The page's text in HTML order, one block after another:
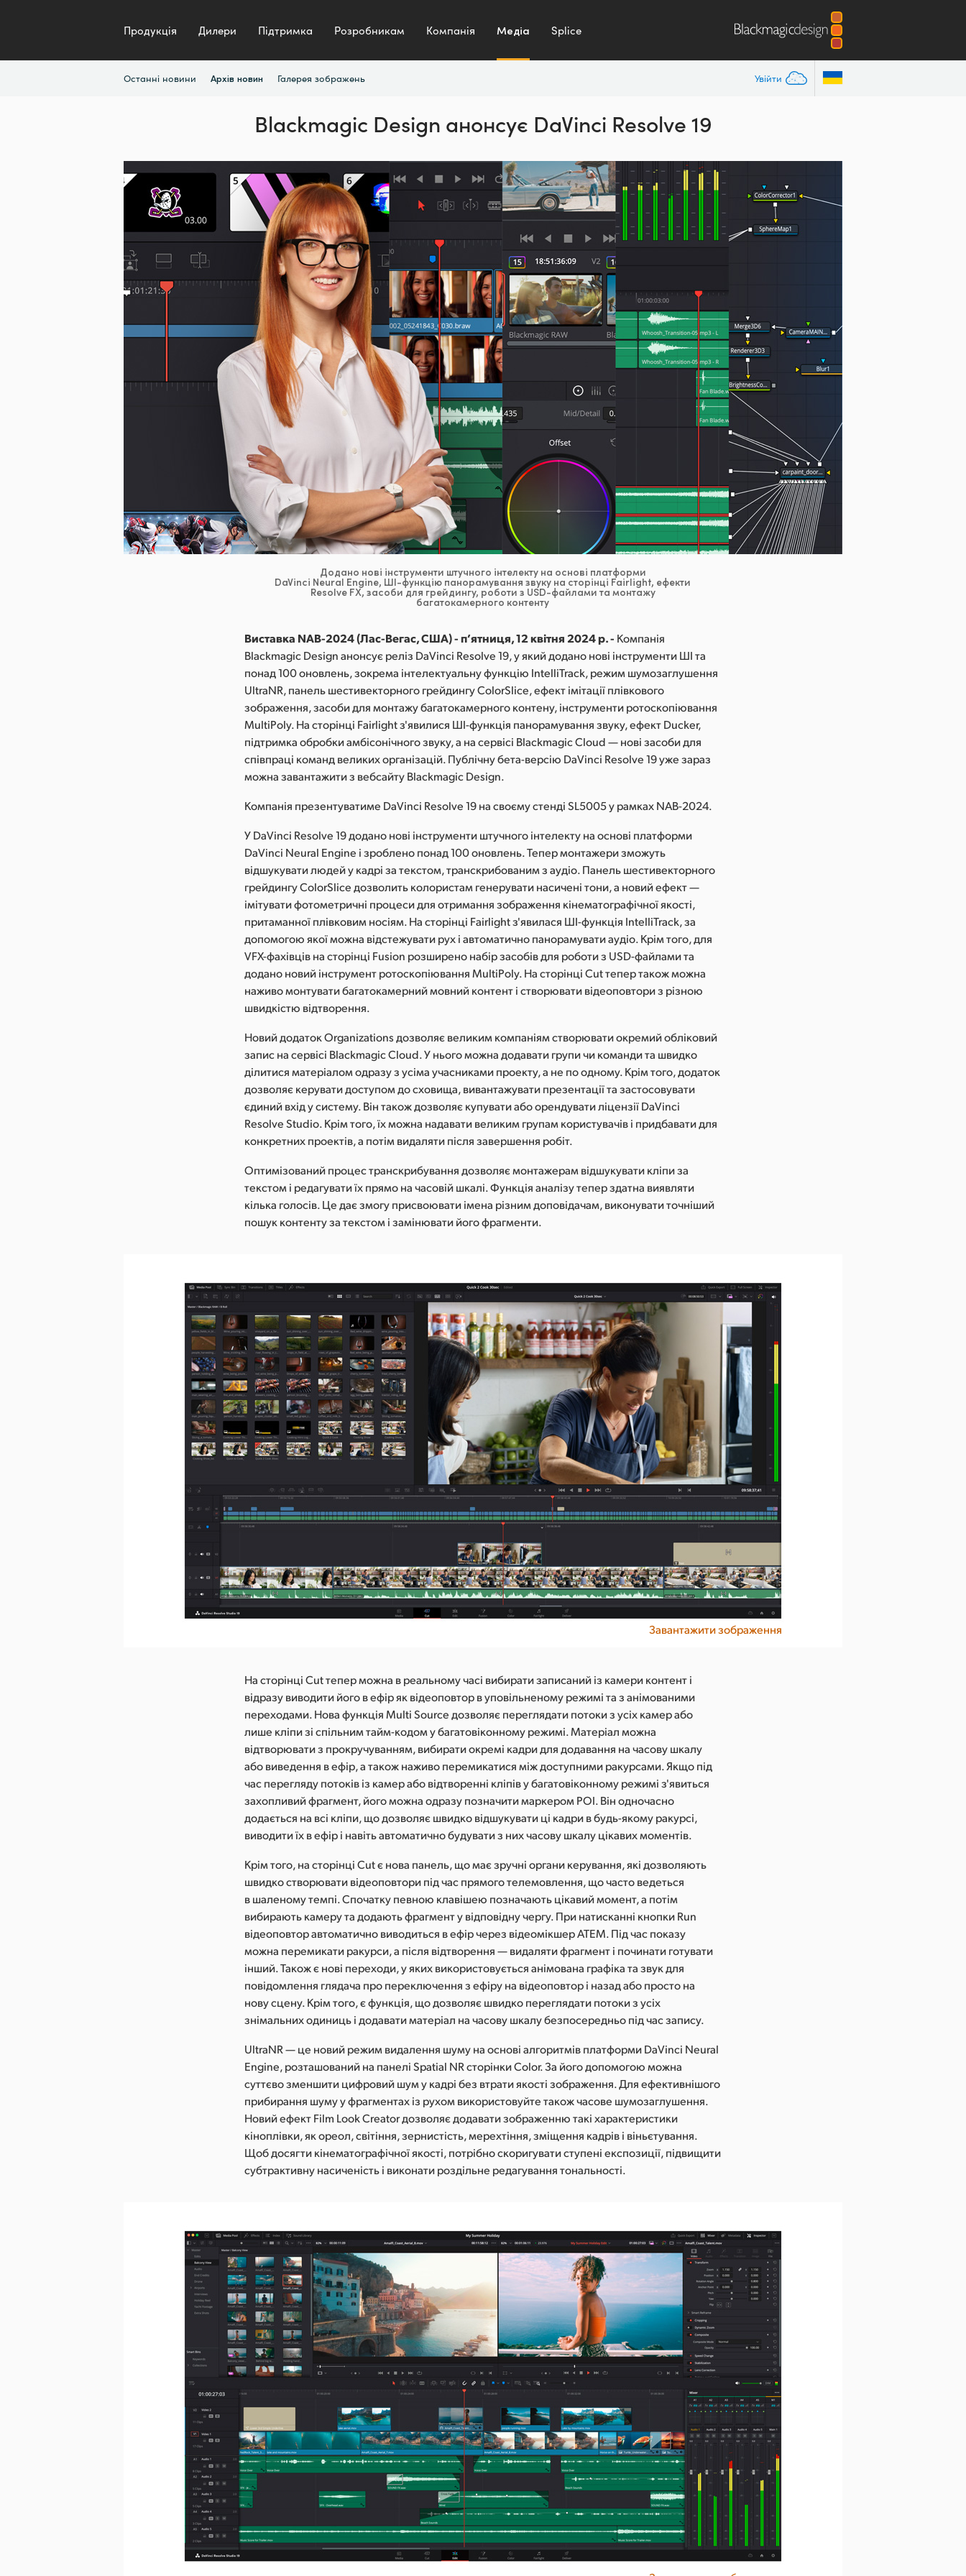
Продукція Дилери Підтримка Розробникам Компанія Медіа Splice
Увійти
Останні новини Архів новин Галерея зображень
Blackmagic Design анонсує DaVinci Resolve 19
Додано нові інструменти штучного інтелекту на основі платформи
DaVinci Neural Engine, ШІ-функцію панорамування звуку на сторінці Fairlight, ефекти
Resolve FX, засоби для грейдингу, роботи з USD-файлами та монтажу
багатокамерного контенту
Виставка NAB-2024 (Лас-Вегас, США) - п’ятниця, 12 квітня 2024 р. - Компанія
Blackmagic Design анонсує реліз DaVinci Resolve 19, у який додано нові інструменти ШІ та
понад 100 оновлень, зокрема інтелектуальну функцію IntelliTrack, режим шумозаглушення
UltraNR, панель шестивекторного грейдингу ColorSlice, ефект імітації плівкового
зображення, засоби для монтажу багатокамерного контену, інструменти ротоскопіювання
MultiPoly. На сторінці Fairlight з'явилися ШІ-функція панорамування звуку, ефект Ducker,
підтримка обробки амбісонічного звуку, а на сервісі Blackmagic Cloud — нові засоби для
співпраці команд великих організацій. Публічну бета-версію DaVinci Resolve 19 уже зараз
можна завантажити з вебсайту Blackmagic Design.
Компанія презентуватиме DaVinci Resolve 19 на своєму стенді SL5005 у рамках NAB-2024.
У DaVinci Resolve 19 додано нові інструменти штучного інтелекту на основі платформи
DaVinci Neural Engine і зроблено понад 100 оновлень. Тепер монтажери зможуть
відшукувати людей у кадрі за текстом, транскрибованим з аудіо. Панель шестивекторного
грейдингу ColorSlice дозволить колористам генерувати насичені тони, а новий ефект —
імітувати фотометричні процеси для отримання зображення кінематографічної якості,
притаманної плівковим носіям. На сторінці Fairlight з'явилася ШІ-функція IntelliTrack, за
допомогою якої можна відстежувати рух і автоматично панорамувати аудіо. Крім того, для
VFX-фахівців на сторінці Fusion розширено набір засобів для роботи з USD-файлами та
додано новий інструмент ротоскопіювання MultiPoly. На сторінці Cut тепер також можна
наживо монтувати багатокамерний мовний контент і створювати відеоповтори з різною
швидкістю відтворення.
Новий додаток Organizations дозволяє великим компаніям створювати окремий обліковий
запис на сервісі Blackmagic Cloud. У нього можна додавати групи чи команди та швидко
ділитися матеріалом одразу з усіма учасниками проекту, а не по одному. Крім того, додаток
дозволяє керувати доступом до сховища, вивантажувати презентації та застосовувати
єдиний вхід у систему. Він також дозволяє купувати або орендувати ліцензії DaVinci
Resolve Studio. Крім того, їх можна надавати великим групам користувачів і придбавати для
конкретних проектів, а потім видаляти після завершення робіт.
Оптимізований процес транскрибування дозволяє монтажерам відшукувати кліпи за
текстом і редагувати їх прямо на часовій шкалі. Функція аналізу тепер здатна виявляти
кілька голосів. Це дає змогу присвоювати імена різним доповідачам, виконувати точніший
пошук контенту за текстом і замінювати його фрагменти.
Завантажити зображення
На сторінці Cut тепер можна в реальному часі вибирати записаний із камери контент і
відразу виводити його в ефір як відеоповтор в уповільненому режимі та з анімованими
переходами. Нова функція Multi Source дозволяє переглядати потоки з усіх камер або
лише кліпи зі спільним тайм-кодом у багатовіконному режимі. Матеріал можна
відтворювати з прокручуванням, вибирати окремі кадри для додавання на часову шкалу
або виведення в ефір, а також наживо перемикатися між доступними ракурсами. Якщо під
час перегляду потоків із камер або відтворенні кліпів у багатовіконному режимі з'явиться
захопливий фрагмент, його можна одразу позначити маркером POI. Він одночасно
додається на всі кліпи, що дозволяє швидко відшукувати ці кадри в будь-якому ракурсі,
виводити їх в ефір і навіть автоматично будувати з них часову шкалу цікавих моментів.
Крім того, на сторінці Cut є нова панель, що має зручні органи керування, які дозволяють
швидко створювати відеоповтори під час прямого телемовлення, що часто ведеться
в шаленому темпі. Спочатку певною клавішею позначають цікавий момент, а потім
вибирають камеру та додають фрагмент у відповідну чергу. При натисканні кнопки Run
відеоповтор автоматично виводиться в ефір через відеомікшер ATEM. Під час показу
можна перемикати ракурси, а після відтворення — видаляти фрагмент і починати готувати
інший. Також є нові переходи, у яких використовується анімована графіка та звук для
повідомлення глядача про переключення з ефіру на відеоповтор і назад або просто на
нову сцену. Крім того, є функція, що дозволяє швидко переглядати потоки з усіх
знімальних одиниць і додавати матеріал на часову шкалу безпосередньо під час запису.
UltraNR — це новий режим видалення шуму на основі алгоритмів платформи DaVinci Neural
Engine, розташований на панелі Spatial NR сторінки Color. За його допомогою можна
суттєво зменшити цифровий шум у кадрі без втрати якості зображення. Для ефективнішого
прибирання шуму у фрагментах із рухом використовуйте також часове шумозаглушення.
Новий ефект Film Look Creator дозволяє додавати зображенню такі характеристики
кіноплівки, як ореол, світіння, зернистість, мерехтіння, зміщення кадрів і віньєтування.
Щоб досягти кінематографічної якості, потрібно скоригувати ступені експозиції, підвищити
субтрактивну насиченість і виконати роздільне редагування тональності.